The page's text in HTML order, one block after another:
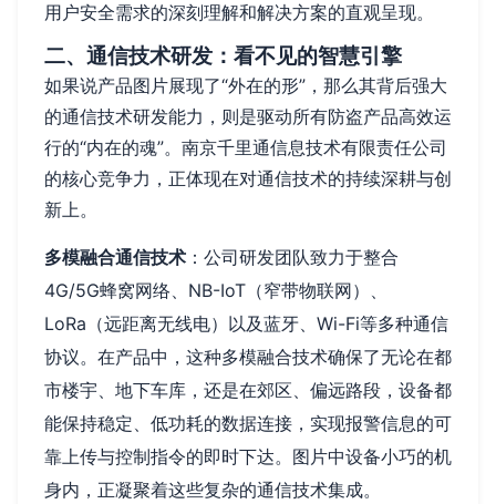
用户安全需求的深刻理解和解决方案的直观呈现。
二、通信技术研发：看不见的智慧引擎
如果说产品图片展现了“外在的形”，那么其背后强大
的通信技术研发能力，则是驱动所有防盗产品高效运
行的“内在的魂”。南京千里通信息技术有限责任公司
的核心竞争力，正体现在对通信技术的持续深耕与创
新上。
多模融合通信技术 ：公司研发团队致力于整合
4G/5G蜂窝网络、NB-IoT（窄带物联网）、
LoRa（远距离无线电）以及蓝牙、Wi-Fi等多种通信
协议。在产品中，这种多模融合技术确保了无论在都
市楼宇、地下车库，还是在郊区、偏远路段，设备都
能保持稳定、低功耗的数据连接，实现报警信息的可
靠上传与控制指令的即时下达。图片中设备小巧的机
身内，正凝聚着这些复杂的通信技术集成。